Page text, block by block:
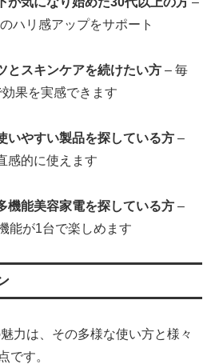
ハリ感アップをサポート
とスキンケアを続けたい方 – 毎
果を実感できます
いやすい製品を探している方 –
感的に使えます
機能美容家電を探している方 –
能が1台で楽しめます
力は、その多様な使い方と様々
です。